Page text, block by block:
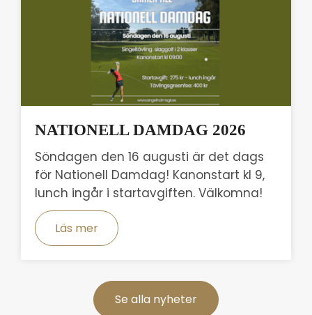
NATIONELL DAMDAG 2026
Söndagen den 16 augusti är det dags
för Nationell Damdag! Kanonstart kl 9,
lunch ingår i startavgiften. Välkomna!
Läs mer
Se alla nyheter